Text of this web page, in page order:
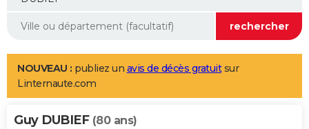
Mobiles
Meilleur smartphone
Internet
Ordinateurs
Jeux vidéo
Guide high-tech
Aménagement intérieur
LIFESTYLE
Art de vivre
Bien-être
Loisirs
Mode
Modes de vie
Alimentation
Guide de la santé
Maladies
Médicaments
Sommeil
VOYAGE
NOUVEAU : publiez un avis de décès gratuitsur
Linternaute.com
Guy DUBIEF (80 ans)